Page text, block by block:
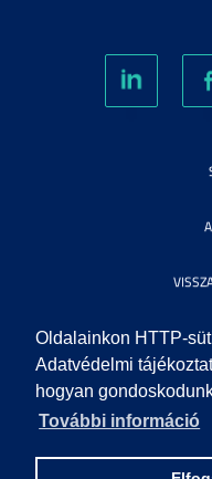
Oldalainkon HTTP-
Adatvédelmi
hogyan
További információ